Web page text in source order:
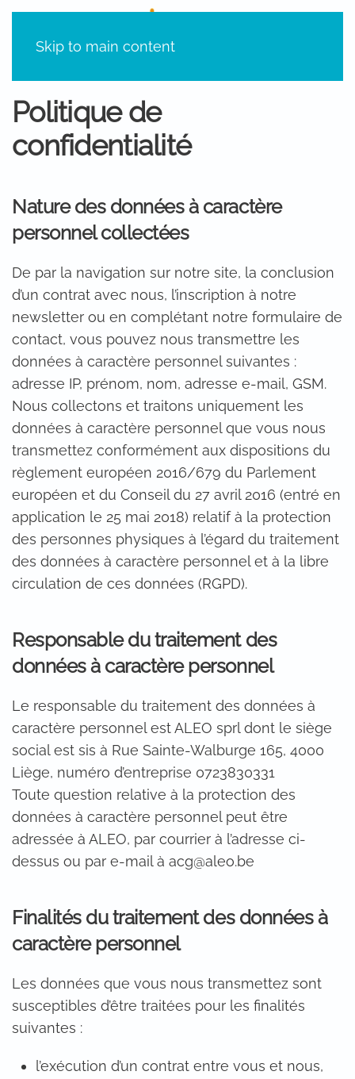
Skip to main content
Politique de
confidentialité
Nature des données à caractère
personnel collectées
De par la navigation sur notre site, la conclusion
d’un contrat avec nous, l’inscription à notre
newsletter ou en complétant notre formulaire de
contact, vous pouvez nous transmettre les
données à caractère personnel suivantes :
adresse IP, prénom, nom, adresse e-mail, GSM.
Nous collectons et traitons uniquement les
données à caractère personnel que vous nous
transmettez conformément aux dispositions du
règlement européen 2016/679 du Parlement
européen et du Conseil du 27 avril 2016 (entré en
application le 25 mai 2018) relatif à la protection
des personnes physiques à l’égard du traitement
des données à caractère personnel et à la libre
circulation de ces données (RGPD).
Responsable du traitement des
données à caractère personnel
Le responsable du traitement des données à
caractère personnel est ALEO sprl dont le siège
social est sis à Rue Sainte-Walburge 165, 4000
Liège, numéro d’entreprise 0723830331
Toute question relative à la protection des
données à caractère personnel peut être
adressée à ALEO, par courrier à l’adresse ci-
dessus ou par e-mail à acg@aleo.be
Finalités du traitement des données à
caractère personnel
Les données que vous nous transmettez sont
susceptibles d’être traitées pour les finalités
suivantes :
l’exécution d’un contrat entre vous et nous,